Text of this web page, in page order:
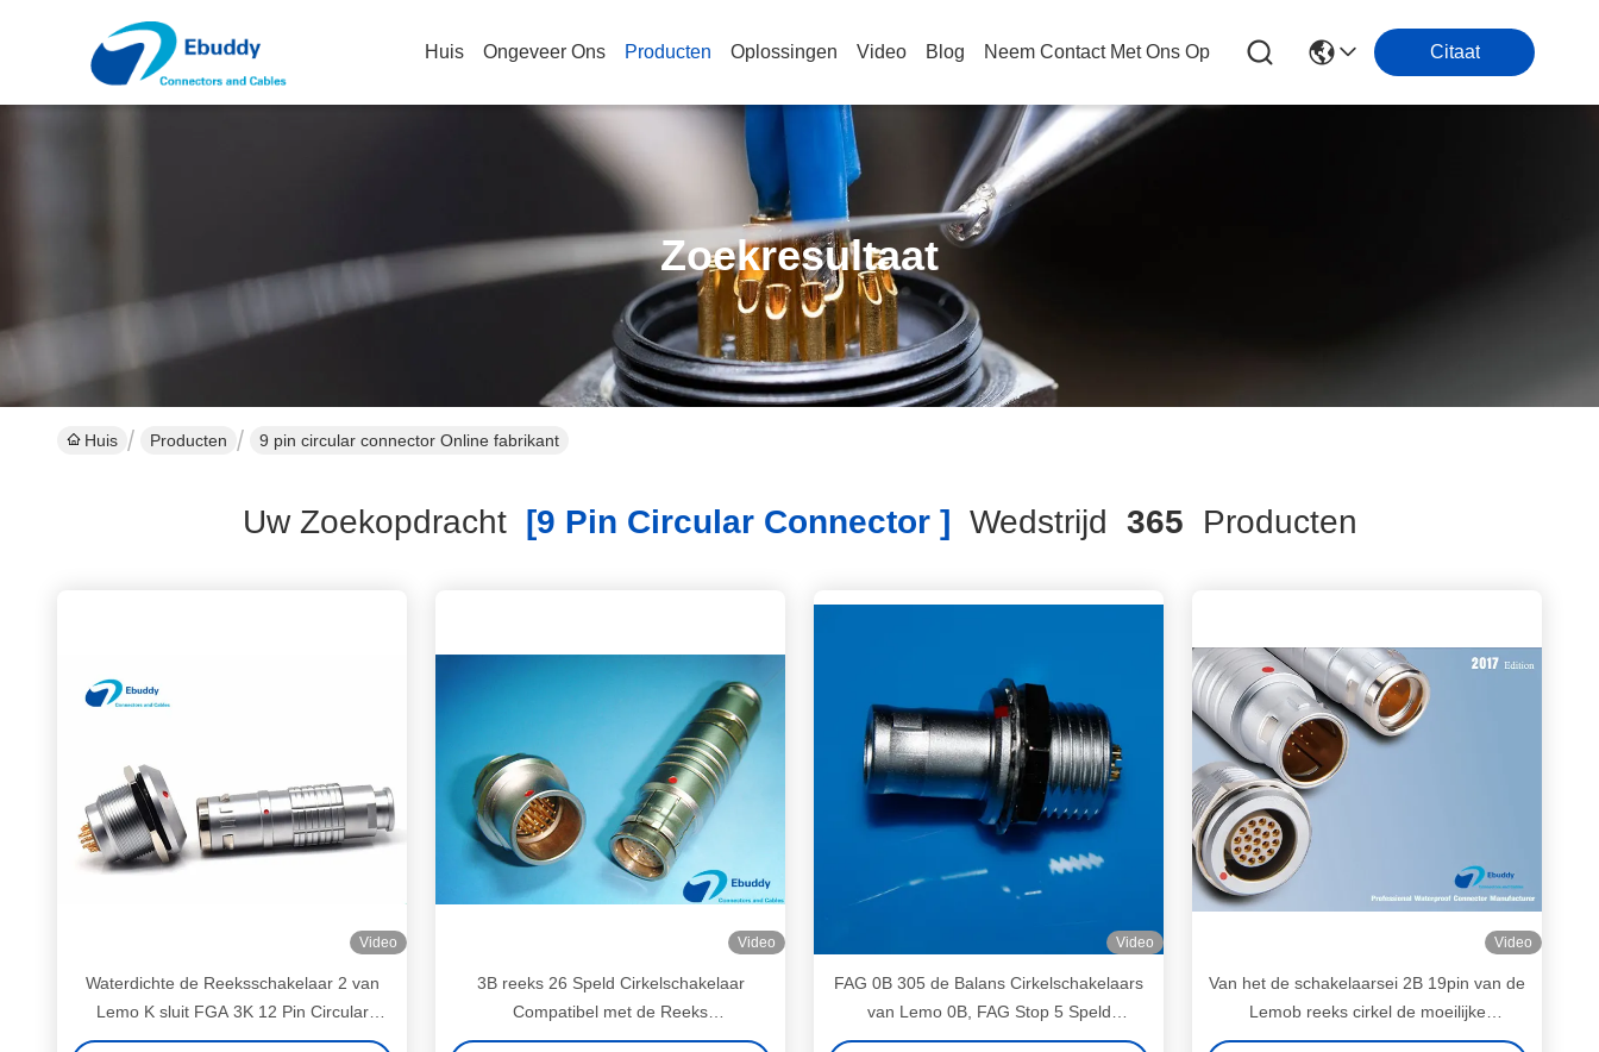
Huis Ongeveer Ons Producten Oplossingen Video Blog Neem Contact Met Ons Op Citaat
Zoekresultaat
Huis Producten 9 pin circular connector Online fabrikant
Uw Zoekopdracht[9 Pin Circular Connector ] Wedstrijd 365 Producten
Video
Waterdichte de Reeksschakelaar 2 van
Lemo K sluit FGA 3K 12 Pin Circular
Connectors Male/Wijfje
Video
3B reeks 26 Speld Cirkelschakelaar
Compatibel met de Reeks
EGG.3B.26.CLAD van LEMO ODU 3B
Video
FAG 0B 305 de Balans Cirkelschakelaars
van Lemo 0B, FAG Stop 5 Speld
Cirkelschakelaar
Video
Van het de schakelaarsei 2B 19pin van de
Lemob reeks cirkel de moeilijke
situatievergaarbak EGG.2B.319.CLL